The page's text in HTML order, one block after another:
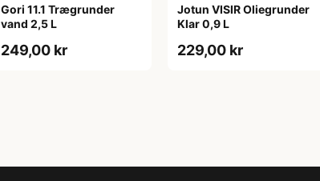
Gori 11.1 Trægrunder
vand 2,5 L
249,00 kr
Jotun VISIR Oliegrunder
Klar 0,9 L
229,00 kr